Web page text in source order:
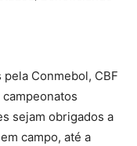
Conmebol, CBF
sejam obrigados a
campo, até a